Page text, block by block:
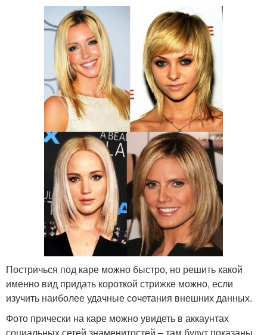
Постричься под каре можно быстро, но решить какой
именно вид придать короткой стрижке можно, если
изучить наиболее удачные сочетания внешних данных.
Фото прически на каре можно увидеть в аккаунтах